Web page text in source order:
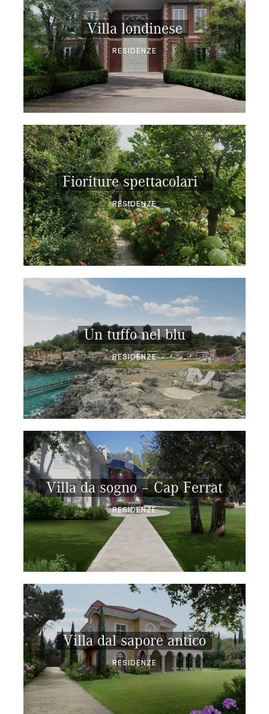
Villa londinese
RESIDENZE
Fioriture spettacolari
RESIDENZE
Un tuffo nel blu
RESIDENZE
Villa da sogno – Cap Ferrat
RESIDENZE
Villa dal sapore antico
RESIDENZE